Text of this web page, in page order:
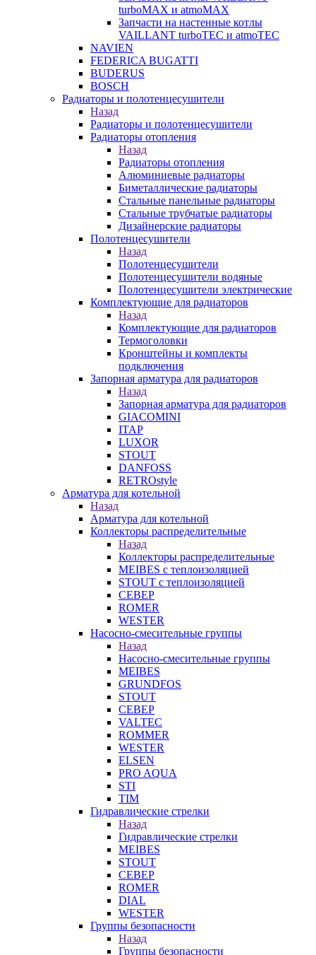
turboMAX и atmoMAX
Запчасти на настенные котлы
VAILLANT turboTEC и atmoTEC
NAVIEN
FEDERICA BUGATTI
BUDERUS
BOSCH
Радиаторы и полотенцесушители
Назад
Радиаторы и полотенцесушители
Радиаторы отопления
Назад
Радиаторы отопления
Алюминиевые радиаторы
Биметаллические радиаторы
Стальные панельные радиаторы
Стальные трубчатые радиаторы
Дизайнерские радиаторы
Полотенцесушители
Назад
Полотенцесушители
Полотенцесушители водяные
Полотенцесушители электрические
Комплектующие для радиаторов
Назад
Комплектующие для радиаторов
Термоголовки
Кронштейны и комплекты
подключения
Запорная арматура для радиаторов
Назад
Запорная арматура для радиаторов
GIACOMINI
ITAP
LUXOR
STOUT
DANFOSS
RETROstyle
Арматура для котельной
Назад
Арматура для котельной
Коллекторы распределительные
Назад
Коллекторы распределительные
MEIBES с теплоизоляцией
STOUT с теплоизоляцией
СЕВЕР
ROMER
WESTER
Насосно-смесительные группы
Назад
Насосно-смесительные группы
MEIBES
GRUNDFOS
STOUT
СЕВЕР
VALTEC
ROMMER
WESTER
ELSEN
PRO AQUA
STI
TIM
Гидравлические стрелки
Назад
Гидравлические стрелки
MEIBES
STOUT
СЕВЕР
ROMER
DIAL
WESTER
Группы безопасности
Назад
Группы безопасности